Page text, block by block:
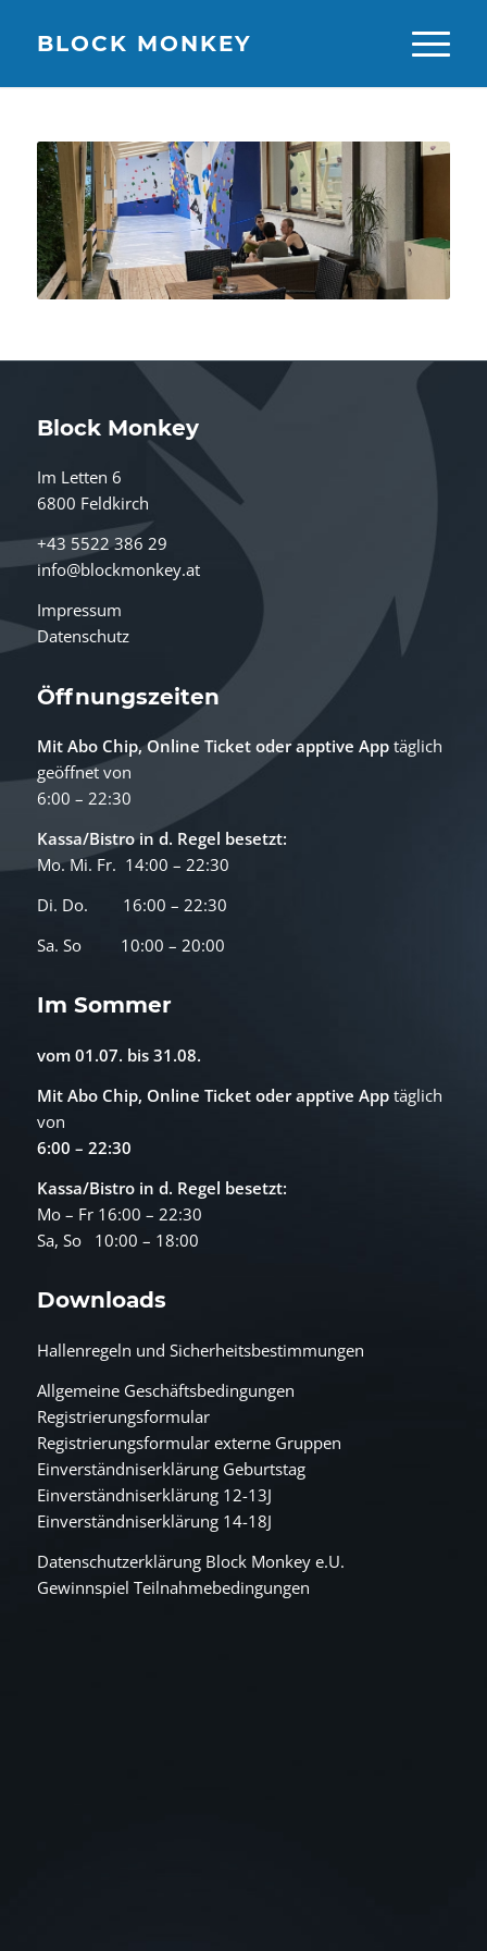
BLOCK MONKEY
Block Monkey
Im Letten 6
6800 Feldkirch
+43 5522 386 29
info@blockmonkey.at
Impressum
Datenschutz
Öffnungszeiten
Mit Abo Chip, Online Ticket oder apptive Apptäglich
geöffnet von
6:00 – 22:30
Kassa/Bistro in d. Regel besetzt:
Mo. Mi. Fr. 14:00 – 22:30
Di. Do. 16:00 – 22:30
Sa. So 10:00 – 20:00
Im Sommer
vom 01.07. bis 31.08.
Mit Abo Chip, Online Ticket oder apptive Apptäglich
von
6:00 – 22:30
Kassa/Bistro in d. Regel besetzt:
Mo – Fr 16:00 – 22:30
Sa, So 10:00 – 18:00
Downloads
Hallenregeln und Sicherheitsbestimmungen
Allgemeine Geschäftsbedingungen
Registrierungsformular
Registrierungsformular externe Gruppen
Einverständniserklärung Geburtstag
Einverständniserklärung 12-13J
Einverständniserklärung 14-18J
Datenschutzerklärung Block Monkey e.U.
Gewinnspiel Teilnahmebedingungen